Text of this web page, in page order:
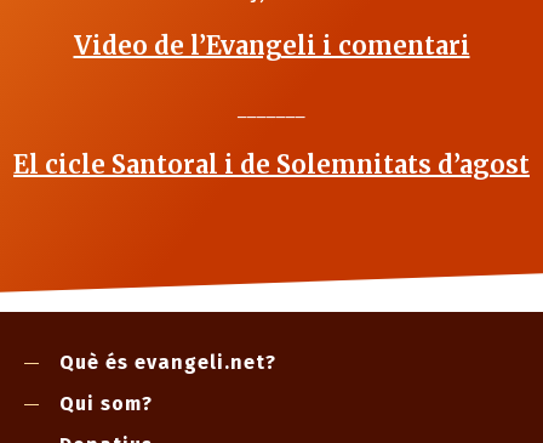
Video de l’Evangeli i comentari
El cicle Santoral i de Solemnitats d’agost
Què és evangeli.net?
Qui som?